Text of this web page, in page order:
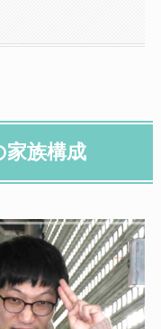
家族構成